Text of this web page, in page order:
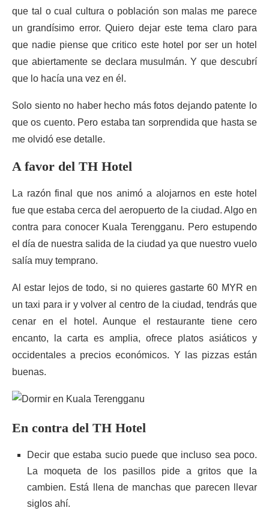
que tal o cual cultura o población son malas me parece
un grandísimo error. Quiero dejar este tema claro para
que nadie piense que critico este hotel por ser un hotel
que abiertamente se declara musulmán. Y que descubrí
que lo hacía una vez en él.
Solo siento no haber hecho más fotos dejando patente lo
que os cuento. Pero estaba tan sorprendida que hasta se
me olvidó ese detalle.
A favor del TH Hotel
La razón final que nos animó a alojarnos en este hotel
fue que estaba cerca del aeropuerto de la ciudad. Algo en
contra para conocer Kuala Terengganu. Pero estupendo
el día de nuestra salida de la ciudad ya que nuestro vuelo
salía muy temprano.
Al estar lejos de todo, si no quieres gastarte 60 MYR en
un taxi para ir y volver al centro de la ciudad, tendrás que
cenar en el hotel. Aunque el restaurante tiene cero
encanto, la carta es amplia, ofrece platos asiáticos y
occidentales a precios económicos. Y las pizzas están
buenas.
En contra del TH Hotel
Decir que estaba sucio puede que incluso sea poco.
La moqueta de los pasillos pide a gritos que la
cambien. Está llena de manchas que parecen llevar
siglos ahí.